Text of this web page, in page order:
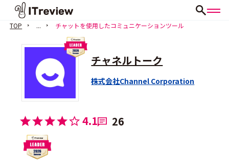
TOP ... チャットを使用したコミュニケーションツール
チャネルトーク
株式会社Channel Corporation
4.1 26